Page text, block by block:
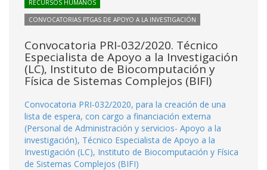
RECURSOS HUMANOS
CONVOCATORIAS PTGAS DE APOYO A LA INVESTIGACIÓN
Convocatoria PRI-032/2020. Técnico
Especialista de Apoyo a la Investigación
(LC), Instituto de Biocomputación y
Física de Sistemas Complejos (BIFI)
Convocatoria PRI-032/2020, para la creación de una
lista de espera, con cargo a financiación externa
(Personal de Administración y servicios- Apoyo a la
investigación), Técnico Especialista de Apoyo a la
Investigación (LC), Instituto de Biocomputación y Física
de Sistemas Complejos (BIFI)